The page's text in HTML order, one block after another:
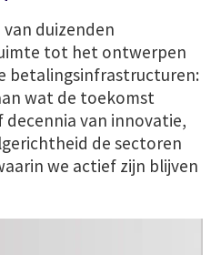
duizenden
tot het ontwerpen
betalingsinfrastructuren:
wat de toekomst
van innovatie,
de sectoren
we actief zijn blijven